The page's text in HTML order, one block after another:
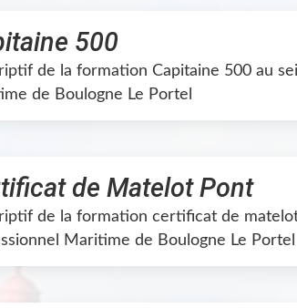
500
de la formation Capitaine 500 au
de Boulogne Le Portel
de Matelot Pont
de la formation certificat de
Maritime de Boulogne Le Portel